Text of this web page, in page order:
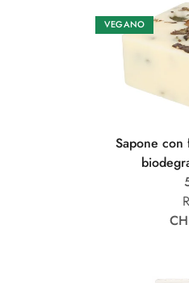
VEGANO
Sapone